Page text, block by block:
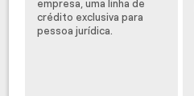
empresa, uma linha de
crédito exclusiva para
pessoa jurídica.